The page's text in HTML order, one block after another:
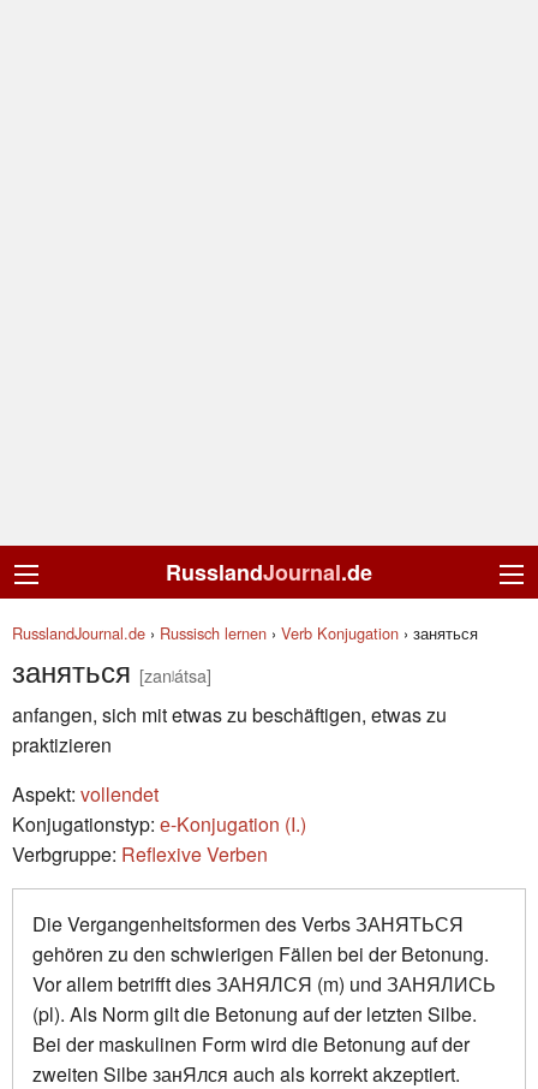
RusslandJournal.de
RusslandJournal.de › Russisch lernen › Verb Konjugation › заняться
заняться [zanʲátsa]
anfangen, sich mit etwas zu beschäftigen, etwas zu
praktizieren
Aspekt: vollendet
Konjugationstyp: е-Konjugation (I.)
Verbgruppe: Reflexive Verben
Die Vergangenheitsformen des Verbs ЗАНЯТЬСЯ
gehören zu den schwierigen Fällen bei der Betonung.
Vor allem betrifft dies ЗАНЯЛСЯ (m) und ЗАНЯЛИСЬ
(pl). Als Norm gilt die Betonung auf der letzten Silbe.
Bei der maskulinen Form wird die Betonung auf der
zweiten Silbe занЯлся auch als korrekt akzeptiert.